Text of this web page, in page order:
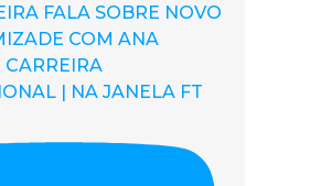
FALA SOBRE NOVO
COM ANA
CARREIRA
| NA JANELA FT